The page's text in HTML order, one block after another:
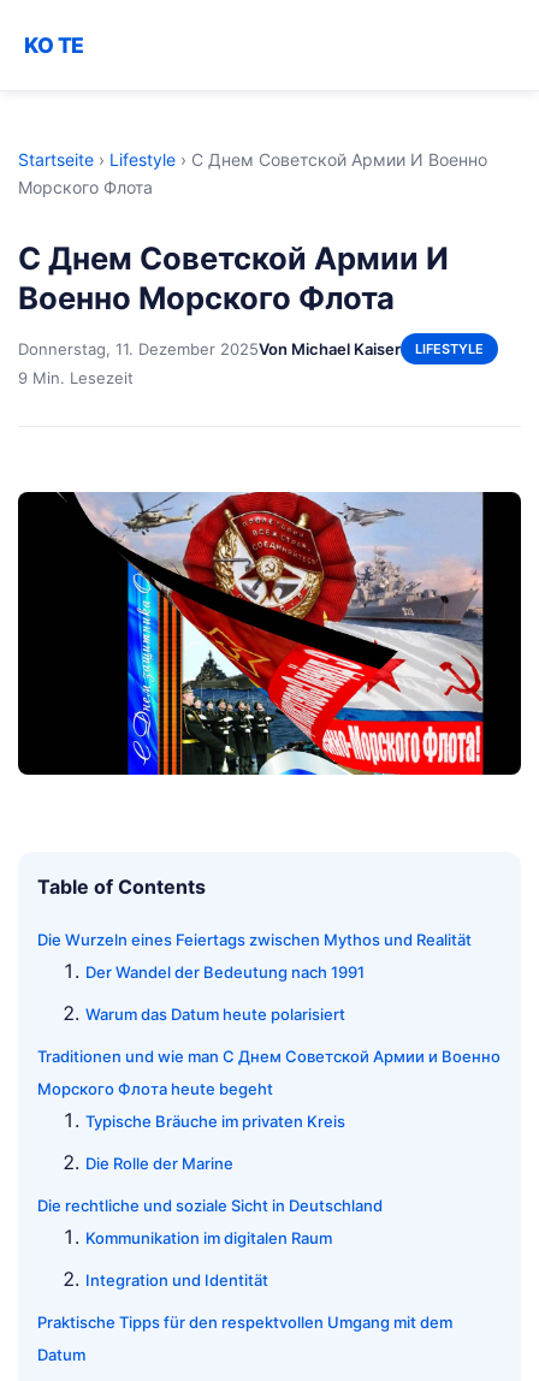
KO TE
Startseite › Lifestyle › С Днем Советской Армии И Военно
Морского Флота
С Днем Советской Армии И
Военно Морского Флота
Donnerstag, 11. Dezember 2025Von Michael Kaiser LIFESTYLE
9 Min. Lesezeit
Table of Contents
Die Wurzeln eines Feiertags zwischen Mythos und Realität
Der Wandel der Bedeutung nach 1991
Warum das Datum heute polarisiert
Traditionen und wie man С Днем Советской Армии и Военно
Морского Флота heute begeht
Typische Bräuche im privaten Kreis
Die Rolle der Marine
Die rechtliche und soziale Sicht in Deutschland
Kommunikation im digitalen Raum
Integration und Identität
Praktische Tipps für den respektvollen Umgang mit dem
Datum